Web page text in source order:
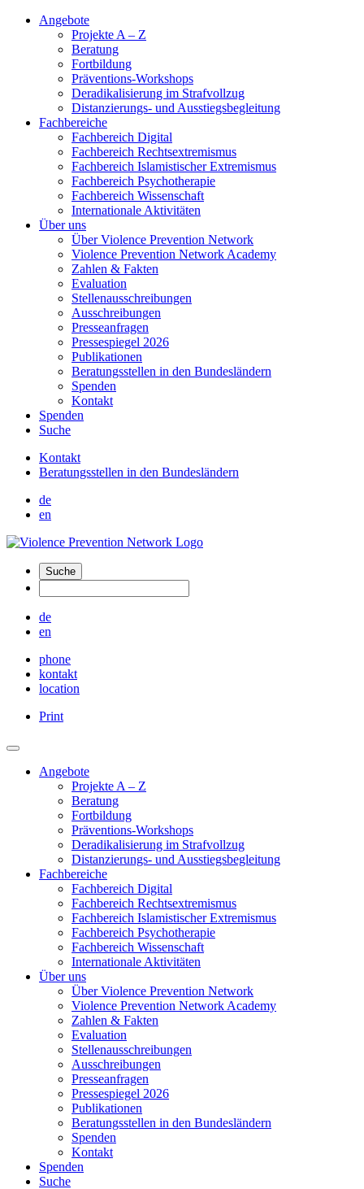
Angebote
Projekte A – Z
Beratung
Fortbildung
Präventions-Workshops
Deradikalisierung im Strafvollzug
Distanzierungs- und Ausstiegsbegleitung
Fachbereiche
Fachbereich Digital
Fachbereich Rechtsextremismus
Fachbereich Islamistischer Extremismus
Fachbereich Psychotherapie
Fachbereich Wissenschaft
Internationale Aktivitäten
Über uns
Über Violence Prevention Network
Violence Prevention Network Academy
Zahlen & Fakten
Evaluation
Stellenausschreibungen
Ausschreibungen
Presseanfragen
Pressespiegel 2026
Publikationen
Beratungsstellen in den Bundesländern
Spenden
Kontakt
Spenden
Suche
Kontakt
Beratungsstellen in den Bundesländern
de
en
Suche
de
en
phone
kontakt
location
Print
Angebote
Projekte A – Z
Beratung
Fortbildung
Präventions-Workshops
Deradikalisierung im Strafvollzug
Distanzierungs- und Ausstiegsbegleitung
Fachbereiche
Fachbereich Digital
Fachbereich Rechtsextremismus
Fachbereich Islamistischer Extremismus
Fachbereich Psychotherapie
Fachbereich Wissenschaft
Internationale Aktivitäten
Über uns
Über Violence Prevention Network
Violence Prevention Network Academy
Zahlen & Fakten
Evaluation
Stellenausschreibungen
Ausschreibungen
Presseanfragen
Pressespiegel 2026
Publikationen
Beratungsstellen in den Bundesländern
Spenden
Kontakt
Spenden
Suche